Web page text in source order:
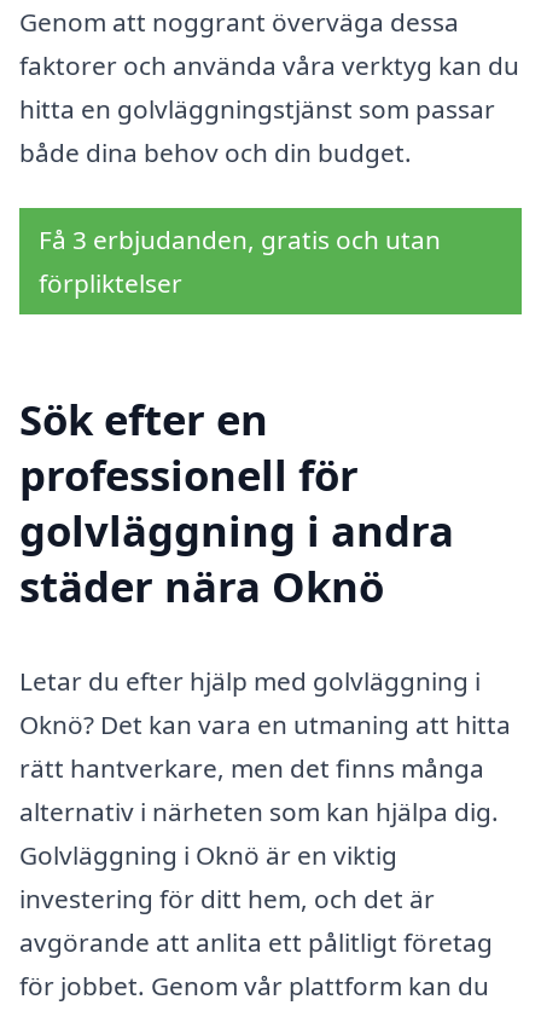
Genom att noggrant överväga dessa
faktorer och använda våra verktyg kan du
hitta en golvläggningstjänst som passar
både dina behov och din budget.
Få 3 erbjudanden, gratis och utan
förpliktelser
Sök efter en
professionell för
golvläggning i andra
städer nära Oknö
Letar du efter hjälp med golvläggning i
Oknö? Det kan vara en utmaning att hitta
rätt hantverkare, men det finns många
alternativ i närheten som kan hjälpa dig.
Golvläggning i Oknö är en viktig
investering för ditt hem, och det är
avgörande att anlita ett pålitligt företag
för jobbet. Genom vår plattform kan du